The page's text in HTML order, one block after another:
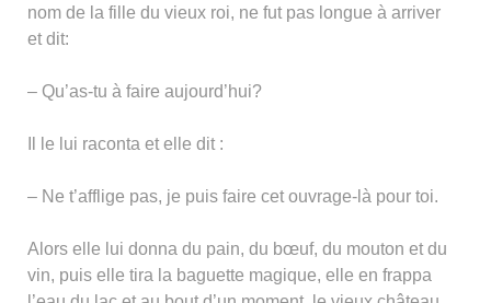
nom de la fille du vieux roi, ne fut pas longue à arriver
et dit:
– Qu’as-tu à faire aujourd’hui?
Il le lui raconta et elle dit :
– Ne t’afflige pas, je puis faire cet ouvrage-là pour toi.
Alors elle lui donna du pain, du bœuf, du mouton et du
vin, puis elle tira la baguette magique, elle en frappa